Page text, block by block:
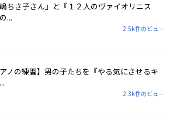
嶋ちさ子さん』と『１２人のヴァイオリニス
...
2.5k件のビュー
アノの練習】男の子たちを『やる気にさせるキ
2.3k件のビュー